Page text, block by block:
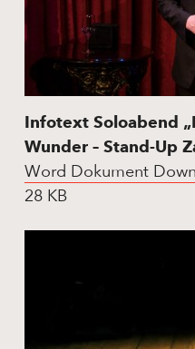
Infotext Soloabend
Wunder – Stand-Up
Word Dokument
28 KB